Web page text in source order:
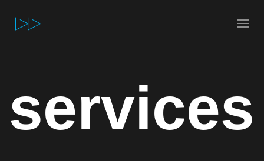
services